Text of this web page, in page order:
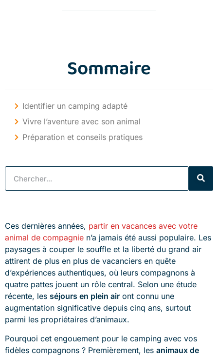
Sommaire
Identifier un camping adapté
Vivre l’aventure avec son animal
Préparation et conseils pratiques
Ces dernières années, partir en vacances avec votre
animal de compagnie n’a jamais été aussi populaire. Les
paysages à couper le souffle et la liberté du grand air
attirent de plus en plus de vacanciers en quête
d’expériences authentiques, où leurs compagnons à
quatre pattes jouent un rôle central. Selon une étude
récente, les séjours en plein air ont connu une
augmentation significative depuis cinq ans, surtout
parmi les propriétaires d’animaux.
Pourquoi cet engouement pour le camping avec vos
fidèles compagnons ? Premièrement, les animaux de